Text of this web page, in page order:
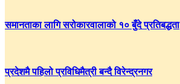
समानताका लागि सरोकारवालाको १० बुँदे प्रतिबद्धता
प्रदेशमै पहिलो प्रविधिमैत्री बन्दै विरेन्द्रनगर